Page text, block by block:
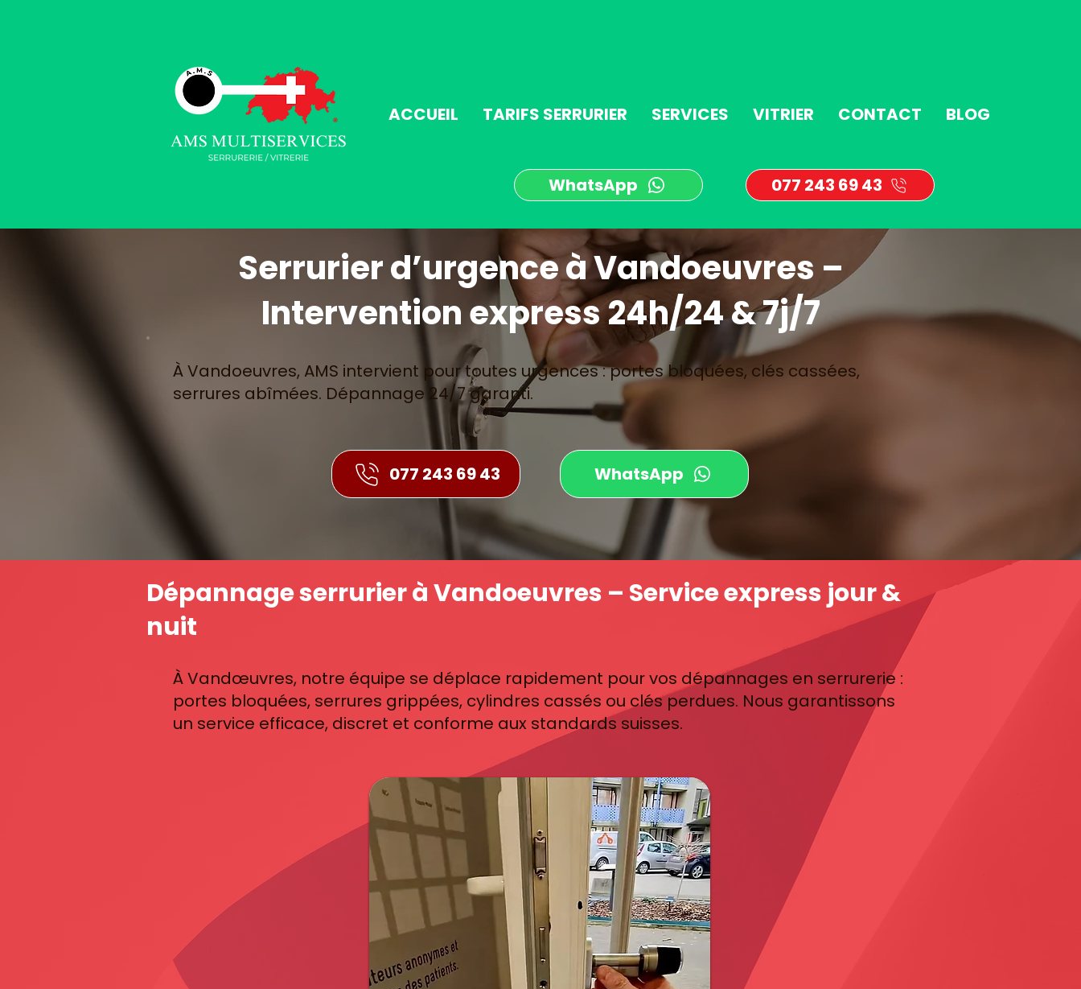
ACCUEIL TARIFS SERRURIER SERVICES VITRIER CONTACT BLOG
WhatsApp 077 243 69 43
Serrurier d’urgence à Vandoeuvres –
Intervention express 24h/24 & 7j/7
À Vandoeuvres, AMS intervient pour toutes urgences : portes bloquées, clés cassées,
serrures abîmées. Dépannage 24/7 garanti.
077 243 69 43 WhatsApp
Dépannage serrurier à Vandoeuvres – Service express jour &
nuit
À Vandœuvres, notre équipe se déplace rapidement pour vos dépannages en serrurerie :
portes bloquées, serrures grippées, cylindres cassés ou clés perdues. Nous garantissons
un service efficace, discret et conforme aux standards suisses.